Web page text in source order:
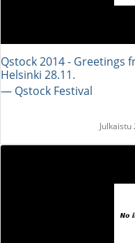
Qstock 2014 - Greetings
Helsinki 28.11.
― Qstock Festival